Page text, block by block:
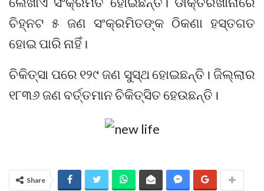
ଚିହ୍ନଟ ୫ ଜଣ ସଂକ୍ରମିତଙ୍କ ଠିକଣା ହସ୍ତଗତ
ହୋଇ ପାରି ନାହିଁ।
ଚିକିତ୍ସା ପରେ ୧୨୯ ଜଣ ସୁସ୍ଥ ହୋଇଛନ୍ତି। ଜିଲ୍ଲାର
୧୮୩୬ ଜଣ ବର୍ତ୍ତମାନ ଚିକିତ୍ସିତ ହେଉଛନ୍ତି।
Share